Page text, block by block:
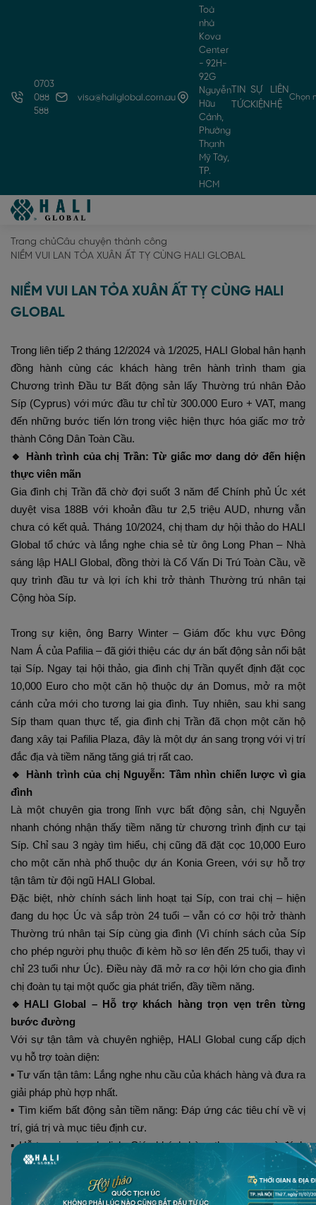
0703
088
588
visa@haliglobal.com.au
Toà
nhà
Kova
Center
- 92H-
92G
Nguyễn
Hữu
Cảnh,
Phường
Thạnh
Mỹ Tây,
TP.
HCM
TIN
TỨC
SỰ
KIỆN
LIÊN
HỆ
Chọn
Trang chủCâu chuyện thành công
NIỀM VUI LAN TỎA XUÂN ẤT TỴ CÙNG HALI GLOBAL
NIỀM VUI LAN TỎA XUÂN ẤT TỴ CÙNG HALI
GLOBAL
Trong liên tiếp 2 tháng 12/2024 và 1/2025, HALI Global hân hạnh
đồng hành cùng các khách hàng trên hành trình tham gia
Chương trình Đầu tư Bất động sản lấy Thường trú nhân Đảo
Síp (Cyprus) với mức đầu tư chỉ từ 300.000 Euro + VAT, mang
đến những bước tiến lớn trong việc hiện thực hóa giấc mơ trở
thành Công Dân Toàn Cầu.
🔹 Hành trình của chị Trần: Từ giấc mơ dang dở đến hiện
thực viên mãn
Gia đình chị Trần đã chờ đợi suốt 3 năm để Chính phủ Úc xét
duyệt visa 188B với khoản đầu tư 2,5 triệu AUD, nhưng vẫn
chưa có kết quả. Tháng 10/2024, chị tham dự hội thảo do HALI
Global tổ chức và lắng nghe chia sẻ từ ông Long Phan – Nhà
sáng lập HALI Global, đồng thời là Cố Vấn Di Trú Toàn Cầu, về
quy trình đầu tư và lợi ích khi trở thành Thường trú nhân tại
Cộng hòa Síp.
Trong sự kiện, ông Barry Winter – Giám đốc khu vực Đông
Nam Á của Pafilia – đã giới thiệu các dự án bất động sản nổi bật
tại Síp. Ngay tại hội thảo, gia đình chị Trần quyết định đặt cọc
10,000 Euro cho một căn hộ thuộc dự án Domus, mở ra một
cánh cửa mới cho tương lai gia đình. Tuy nhiên, sau khi sang
Síp tham quan thực tế, gia đình chị Trần đã chọn một căn hộ
đang xây tại Pafilia Plaza, đây là một dự án sang trọng với vị trí
đắc địa và tiềm năng tăng giá trị rất cao.
🔹 Hành trình của chị Nguyễn: Tầm nhìn chiến lược vì gia
đình
Là một chuyên gia trong lĩnh vực bất động sản, chị Nguyễn
nhanh chóng nhận thấy tiềm năng từ chương trình định cư tại
Síp. Chỉ sau 3 ngày tìm hiểu, chị cũng đã đặt cọc 10,000 Euro
cho một căn nhà phố thuộc dự án Konia Green, với sự hỗ trợ
tận tâm từ đội ngũ HALI Global.
Đặc biệt, nhờ chính sách linh hoạt tại Síp, con trai chị – hiện
đang du học Úc và sắp tròn 24 tuổi – vẫn có cơ hội trở thành
Thường trú nhân tại Síp cùng gia đình (Vì chính sách của Síp
cho phép người phụ thuộc đi kèm hồ sơ lên đến 25 tuổi, thay vì
chỉ 23 tuổi như Úc). Điều này đã mở ra cơ hội lớn cho gia đình
chị đoàn tụ tại một quốc gia phát triển, đầy tiềm năng.
🔹HALI Global – Hỗ trợ khách hàng trọn vẹn trên từng
bước đường
Với sự tận tâm và chuyên nghiệp, HALI Global cung cấp dịch
vụ hỗ trợ toàn diện:
▪️ Tư vấn tận tâm: Lắng nghe nhu cầu của khách hàng và đưa ra
giải pháp phù hợp nhất.
▪️ Tìm kiếm bất động sản tiềm năng: Đáp ứng các tiêu chí về vị
trí, giá trị và mục tiêu định cư.
▪️ Hỗ trợ xin visa du lịch: Giúp khách hàng tham quan và đánh
giá bất động sản thực tế tại Síp, với sự đồng hành trực tiếp từ
Cố vấn Di trú Long Phan.
▪️ Hỗ trợ giao dịch bất động sản: Giải trình nguồn tiền, làm việc